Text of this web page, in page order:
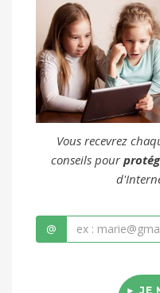
Vous recevrez
conseils pour
@
► JE